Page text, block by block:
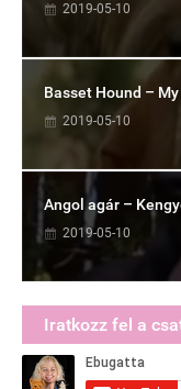
2019-05-10
Basset Hound –
2019-05-10
Angol agár –
2019-05-10
Iratkozz fel a